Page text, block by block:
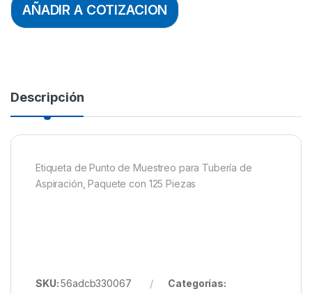
AÑADIR A COTIZACION
Descripción
Etiqueta de Punto de Muestreo para Tubería de
Aspiración, Paquete con 125 Piezas
SKU:56adcb330067
Categorías: